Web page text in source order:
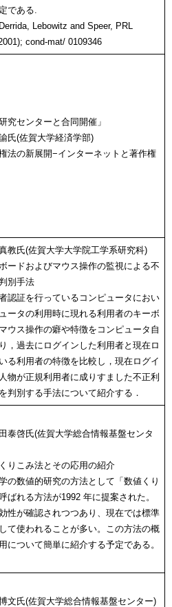
である.
Lebowitz and Speer, PRL
cond-mat/ 0109346
究センターと合同開催」
氏(佐賀大学経済学部)
法の新展開−インターネットと著作権
教氏(佐賀大学大学院工学系研究科)
ードおよびマウス操作の監視による不
別手法
認証を行っているコンピュータにおい
ータの利用時に現れる利用者のキーボ
ウス操作の癖や特徴をコンピュータ自
，過去にログインした利用者と現在ロ
る利用者の特徴を比較し，現在ログイ
物が正規利用者に成りすました不正利
判別する手法について紹介する．
泰啓氏(佐賀大学総合情報基盤センタ
りこみ法とその応用の紹介
の数値的研究の方法として「数値くり
ばれる方法が1992 年に提案された。
性が確認されつつあり、現在では標準
て使われることが多い。この方法の概
について簡単に紹介する予定である。
文氏(佐賀大学総合情報基盤センター)